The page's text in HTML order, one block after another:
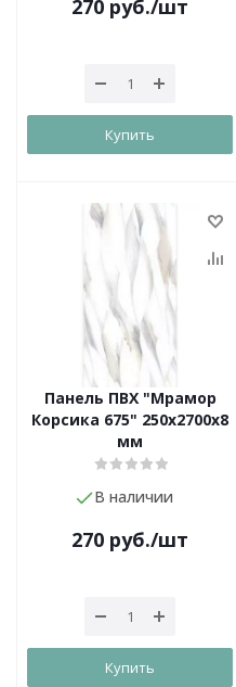
270 руб./шт
Купить
Панель ПВХ "Мрамор
Корсика 675" 250х2700х8
мм
В наличии
270 руб./шт
Купить